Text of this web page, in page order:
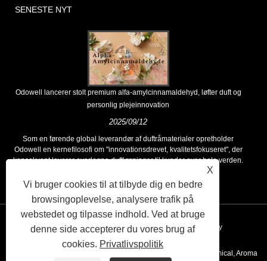
SENESTE NYT
Odowell lancerer stolt premium alfa-amylcinnamaldehyd, løfter duft og
personlig plejeinnovation
2025/09/12
Som en førende global leverandør af duftråmaterialer opretholder
Odowell en kernefilosofi om "innovationsdrevet, kvalitetsfokuseret", der
konsekvent leverer overlegne duftløsninger til kunder over hele verden.
Links Sitemap RSS XML Privacy Policy
Copyright © 2020 Kunshan Odowell co., Ltd - China Aroma Chemical, Aroma
X
Vi bruger cookies til at tilbyde dig en bedre
browsingoplevelse, analysere trafik på
webstedet og tilpasse indhold. Ved at bruge
denne side accepterer du vores brug af
cookies. Privatlivspolitik